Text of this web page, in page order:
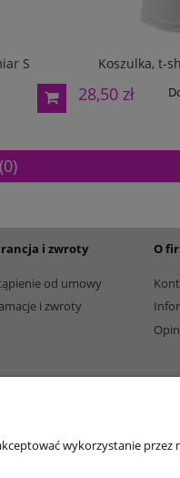
S Koszulka, t-
28,50 zł
i zwroty
od umowy
i zwroty
O
wykorzystanie przez